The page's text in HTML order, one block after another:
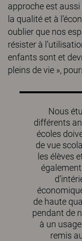
approche est
la qualité et à
oublier que nos
résister à
enfants sont et
pleins de vie »,
Nous
différents
écoles
de vue
les élèves
de haute
pendant de
à un
remis